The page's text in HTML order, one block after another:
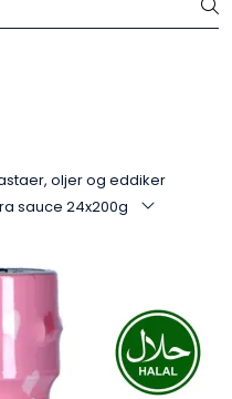
Trykk her for å lese mer
oljer og eddiker
sauce 24x200g